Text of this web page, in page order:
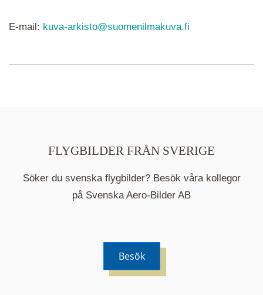
När du klickar på en serie så öppnas en ny flik.
Här visas en karta över bilder med kända
E-mail: kuva-arkisto@suomenilmakuva.fi
FLYGBILDER FRÅN SVERIGE
Söker du svenska flygbilder? Besök våra kollegor
på Svenska Aero-Bilder AB
Besök